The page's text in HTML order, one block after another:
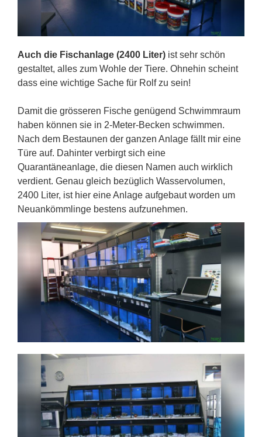
Auch die Fischanlage (2400 Liter) ist sehr schön
gestaltet, alles zum Wohle der Tiere. Ohnehin scheint
dass eine wichtige Sache für Rolf zu sein!
Damit die grösseren Fische genügend Schwimmraum
haben können sie in 2-Meter-Becken schwimmen.
Nach dem Bestaunen der ganzen Anlage fällt mir eine
Türe auf. Dahinter verbirgt sich eine
Quarantäneanlage, die diesen Namen auch wirklich
verdient. Genau gleich bezüglich Wasservolumen,
2400 Liter, ist hier eine Anlage aufgebaut worden um
Neuankömmlinge bestens aufzunehmen.